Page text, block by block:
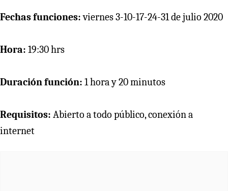
Fechas funciones:viernes 3-10-17-24-31 de julio 2020
Hora: 19:30 hrs
Duración función: 1 hora y 20 minutos
Requisitos: Abierto a todo público, conexión a
internet